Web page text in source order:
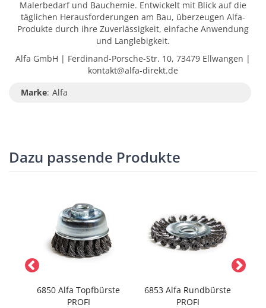
Malerbedarf und Bauchemie. Entwickelt mit Blick auf die
täglichen Herausforderungen am Bau, überzeugen Alfa-
Produkte durch ihre Zuverlässigkeit, einfache Anwendung
und Langlebigkeit.
Alfa GmbH | Ferdinand-Porsche-Str. 10, 73479 Ellwangen |
kontakt@alfa-direkt.de
Marke: Alfa
Dazu passende Produkte
6850 Alfa Topfbürste
PROFI
6853 Alfa Rundbürste
PROFI